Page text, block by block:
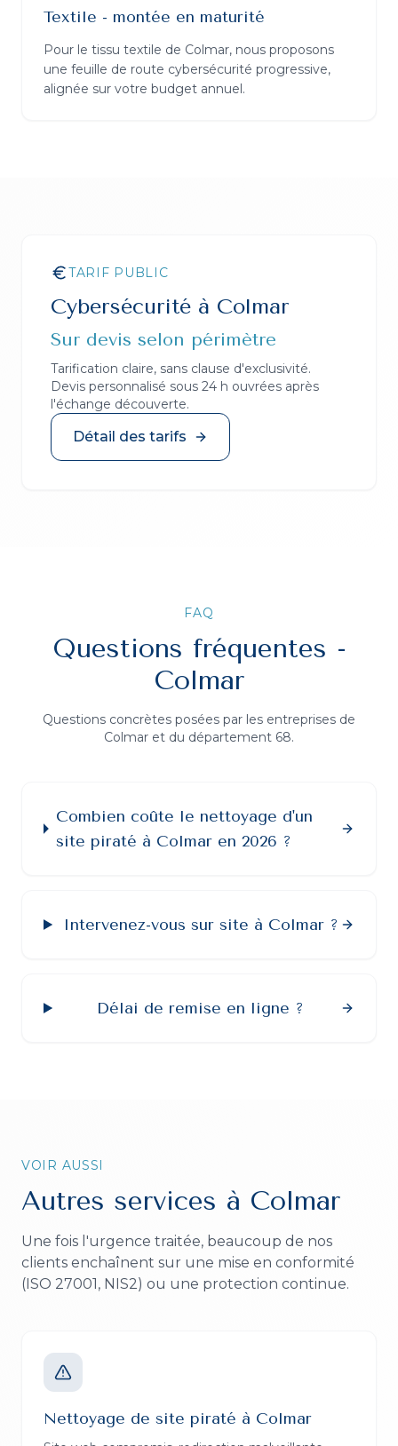
Textile - montée en maturité
Pour le tissu textile de Colmar, nous proposons
une feuille de route cybersécurité progressive,
alignée sur votre budget annuel.
TARIF PUBLIC
Cybersécurité à Colmar
Sur devis selon périmètre
Tarification claire, sans clause d'exclusivité.
Devis personnalisé sous 24 h ouvrées après
l'échange découverte.
Détail des tarifs
FAQ
Questions fréquentes -
Colmar
Questions concrètes posées par les entreprises de
Colmar et du département 68.
Combien coûte le nettoyage d'un
site piraté à Colmar en 2026 ?
Intervenez-vous sur site à Colmar ?
Délai de remise en ligne ?
VOIR AUSSI
Autres services à Colmar
Une fois l'urgence traitée, beaucoup de nos
clients enchaînent sur une mise en conformité
(ISO 27001, NIS2) ou une protection continue.
Nettoyage de site piraté à Colmar